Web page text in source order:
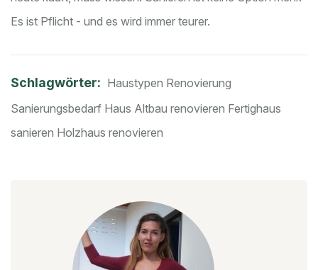
Es ist Pflicht - und es wird immer teurer.
Schlagwörter: Haustypen Renovierung
Sanierungsbedarf Haus Altbau renovieren Fertighaus
sanieren Holzhaus renovieren